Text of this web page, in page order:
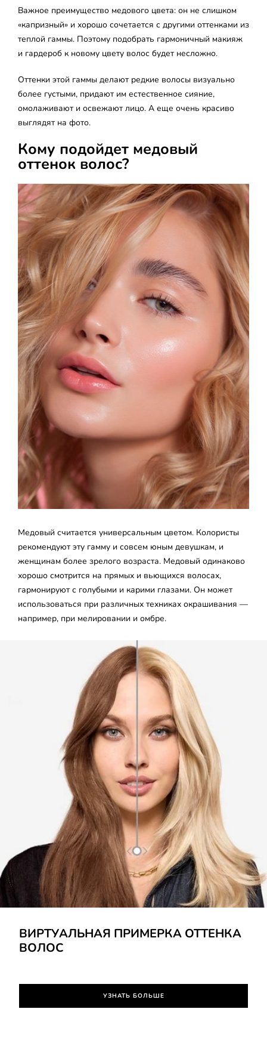
Важное преимущество медового цвета: он не слишком
«капризный» и хорошо сочетается с другими оттенками из
теплой гаммы. Поэтому подобрать гармоничный макияж
и гардероб к новому цвету волос будет несложно.
Оттенки этой гаммы делают редкие волосы визуально
более густыми, придают им естественное сияние,
омолаживают и освежают лицо. А еще очень красиво
выглядят на фото.
Кому подойдет медовый
оттенок волос?
Медовый считается универсальным цветом. Колористы
рекомендуют эту гамму и совсем юным девушкам, и
женщинам более зрелого возраста. Медовый одинаково
хорошо смотрится на прямых и вьющихся волосах,
гармонируют с голубыми и карими глазами. Он может
использоваться при различных техниках окрашивания —
например, при мелировании и омбре.
ВИРТУАЛЬНАЯ ПРИМЕРКА ОТТЕНКА
ВОЛОС
УЗНАТЬ БОЛЬШЕ